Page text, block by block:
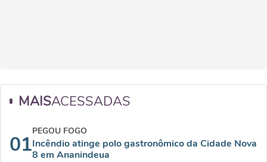
MAISACESSADAS
01
PEGOU FOGO
Incêndio atinge polo gastronômico da Cidade Nova
8 em Ananindeua